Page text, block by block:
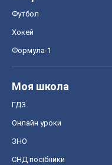
Футбол
Хокей
Формула-1
Моя школа
ГДЗ
Онлайн уроки
ЗНО
СНД посібники